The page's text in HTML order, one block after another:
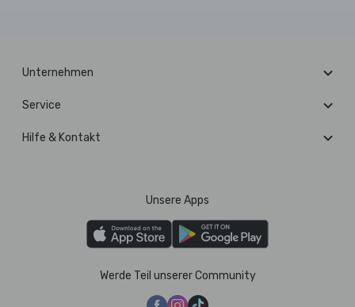
Unternehmen
Service
Hilfe & Kontakt
Unsere Apps
Werde Teil unserer Community